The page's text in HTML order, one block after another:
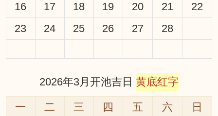
16
17 18 19 20 21
22
23
24 25 26 27 28
2026年3月开池吉日 黄底红字
一 二 三 四 五 六
日